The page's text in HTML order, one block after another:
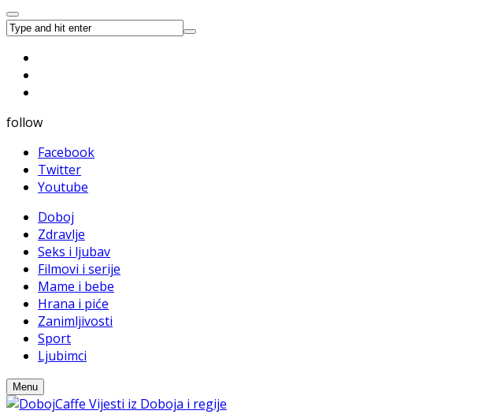
follow
Facebook
Twitter
Youtube
Doboj
Zdravlje
Seks i ljubav
Filmovi i serije
Mame i bebe
Hrana i piće
Zanimljivosti
Sport
Ljubimci
Menu